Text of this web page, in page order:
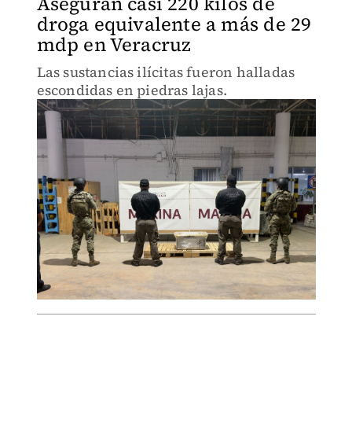
droga equivalente a más de 29
mdp en Veracruz
Las sustancias ilícitas fueron halladas
escondidas en piedras lajas.